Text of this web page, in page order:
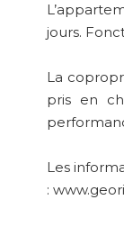
jours.
La
pris en
Les
: